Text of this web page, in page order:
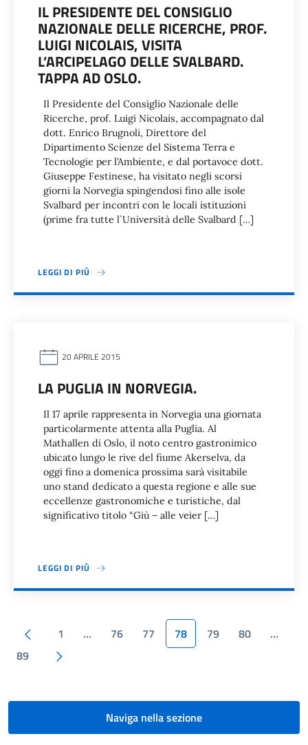
IL PRESIDENTE DEL CONSIGLIO
NAZIONALE DELLE RICERCHE, PROF.
LUIGI NICOLAIS, VISITA
L’ARCIPELAGO DELLE SVALBARD.
TAPPA AD OSLO.
Il Presidente del Consiglio Nazionale delle
Ricerche, prof. Luigi Nicolais, accompagnato dal
dott. Enrico Brugnoli, Direttore del
Dipartimento Scienze del Sistema Terra e
Tecnologie per l’Ambiente, e dal portavoce dott.
Giuseppe Festinese, ha visitato negli scorsi
giorni la Norvegia spingendosi fino alle isole
Svalbard per incontri con le locali istituzioni
(prime fra tutte l`Università delle Svalbard […]
LEGGI DI PIÙ
20 APRILE 2015
LA PUGLIA IN NORVEGIA.
Il 17 aprile rappresenta in Norvegia una giornata
particolarmente attenta alla Puglia. Al
Mathallen di Oslo, il noto centro gastronimico
ubicato lungo le rive del fiume Akerselva, da
oggi fino a domenica prossima sarà visitabile
uno stand dedicato a questa regione e alle sue
eccellenze gastronomiche e turistiche, dal
significativo titolo “Giù – alle veier […]
LEGGI DI PIÙ
Paginazione
Pagina precedente
1 … 76 77 78 79 80
…
89
Naviga nella sezione